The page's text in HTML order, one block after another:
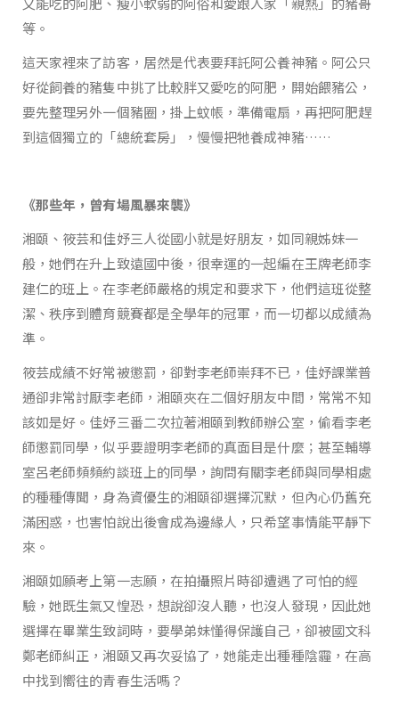
等。
這天家裡來了訪客，居然是代表要拜託阿公養神豬。阿公只
好從飼養的豬隻中挑了比較胖又愛吃的阿肥，開始餵豬公，
要先整理另外一個豬圈，掛上蚊帳，準備電扇，再把阿肥趕
到這個獨立的「總統套房」，慢慢把牠養成神豬……
《那些年，曾有場風暴來襲》
湘頤、筱芸和佳妤三人從國小就是好朋友，如同親姊妹一
般，她們在升上致遠國中後，很幸運的一起編在王牌老師李
建仁的班上。在李老師嚴格的規定和要求下，他們這班從整
潔、秩序到體育競賽都是全學年的冠軍，而一切都以成績為
準。
筱芸成績不好常被懲罰，卻對李老師崇拜不已，佳妤課業普
通卻非常討厭李老師，湘頤夾在二個好朋友中間，常常不知
該如是好。佳妤三番二次拉著湘頤到教師辦公室，偷看李老
師懲罰同學，似乎要證明李老師的真面目是什麼；甚至輔導
室呂老師頻頻約談班上的同學，詢問有關李老師與同學相處
的種種傳聞，身為資優生的湘頤卻選擇沉默，但內心仍舊充
滿困惑，也害怕說出後會成為邊緣人，只希望事情能平靜下
來。
湘頤如願考上第一志願，在拍攝照片時卻遭遇了可怕的經
驗，她既生氣又惶恐，想說卻沒人聽，也沒人發現，因此她
選擇在畢業生致詞時，要學弟妹懂得保護自己，卻被國文科
鄭老師糾正，湘頤又再次妥協了，她能走出種種陰霾，在高
中找到嚮往的青春生活嗎？